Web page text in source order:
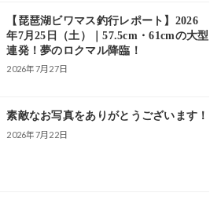
【琵琶湖ビワマス釣行レポート】2026
年7月25日（土）｜57.5cm・61cmの大型
連発！夢のロクマル降臨！
2026年7月27日
素敵なお写真をありがとうございます！
2026年7月22日